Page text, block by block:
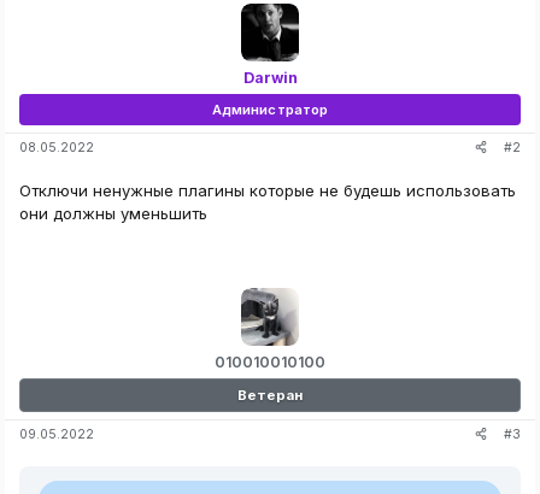
Darwin
Администратор
08.05.2022 #2
Отключи ненужные плагины которые не будешь использовать
они должны уменьшить
010010010100
Ветеран
09.05.2022 #3